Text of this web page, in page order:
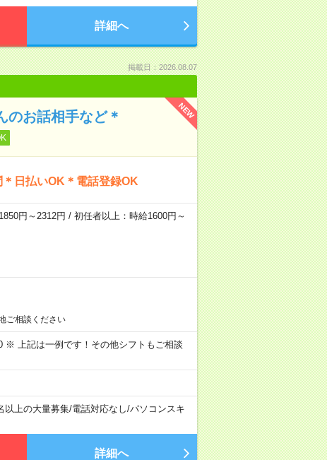
詳細へ
掲載日：2026.08.07
NEW
のお話相手など＊
＊日払いOK＊電話登録OK
円～2312円 / 初任者以上：時給1600円～
ご相談ください
※ 上記は一例です！その他シフトもご相談
以上の大量募集/電話対応なし/パソコンスキ
詳細へ